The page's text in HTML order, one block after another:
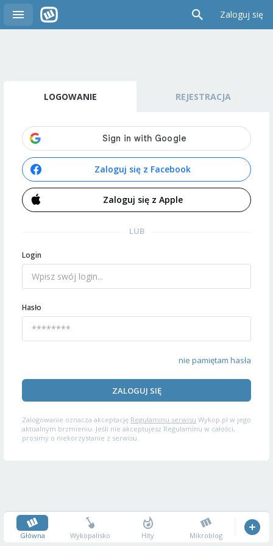
Zaloguj się
LOGOWANIE REJESTRACJA
Zaloguj się z Facebook
Zaloguj się z Apple
LUB
Login
Hasło
nie pamiętam hasła
ZALOGUJ SIĘ
Zalogowanie oznacza akceptację Regulaminu serwisu Wykop.pl w jego
aktualnym brzmieniu. Jeśli nie akceptujesz Regulaminu w całości,
prosimy o niekorzystanie z serwisu.
Główna Wykopalisko Hity Mikroblog